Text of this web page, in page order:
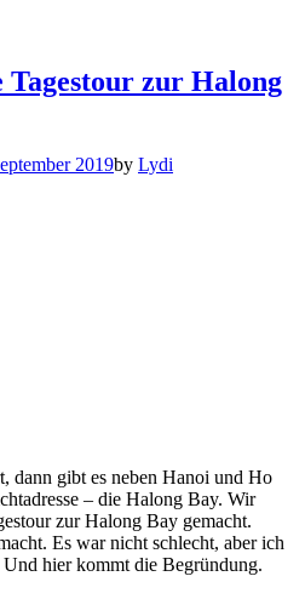
zur Halong
2019by Lydi
dann gibt es neben Hanoi und Ho
– die Halong Bay. Wir
zur Halong Bay gemacht.
Es war nicht schlecht, aber ich
hier kommt die Begründung.